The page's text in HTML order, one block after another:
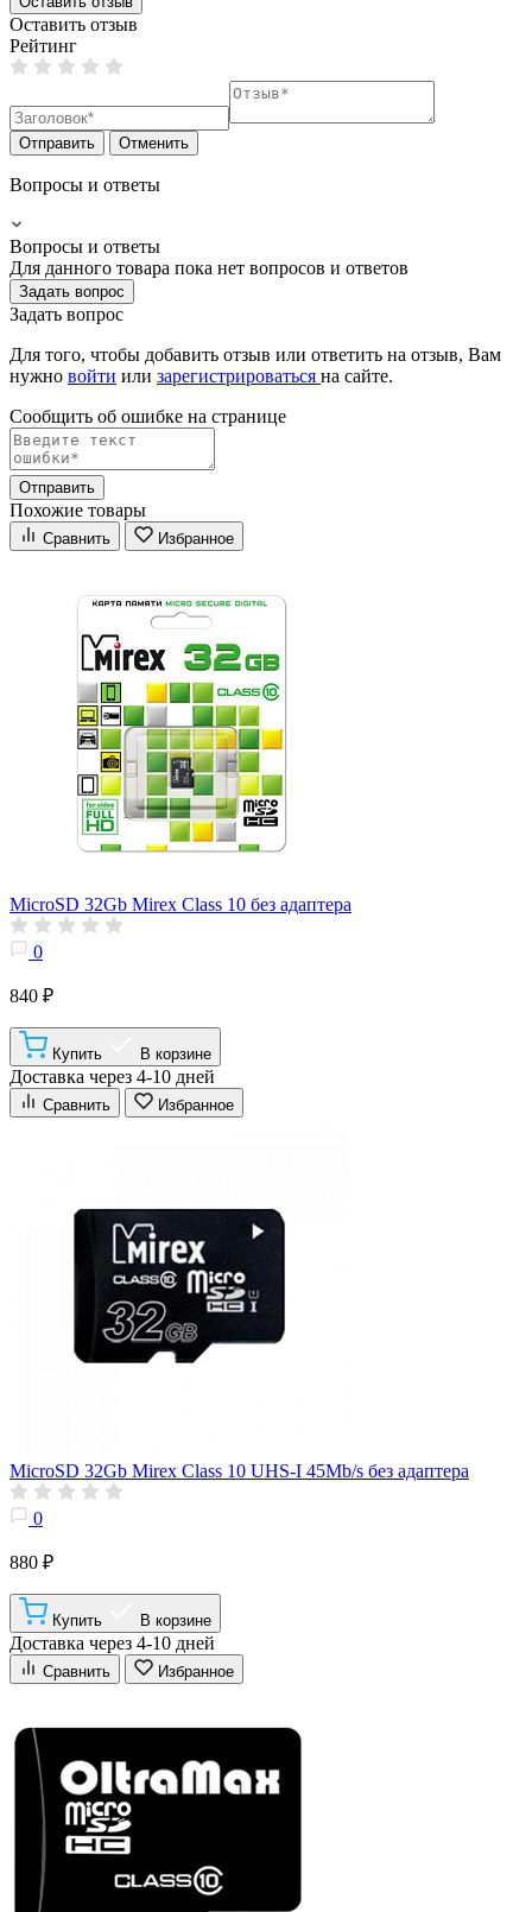
Оставить отзыв
Рейтинг
Отправить Отменить
Вопросы и ответы
Вопросы и ответы
Для данного товара пока нет вопросов и ответов
Задать вопрос
Задать вопрос
Для того, чтобы добавить отзыв или ответить на отзыв, Вам
нужно войти или зарегистрироваться на сайте.
Сообщить об ошибке на страницe
Отправить
Похожие товары
Сравнить Избранное
MicroSD 32Gb Mirex Class 10 без адаптера
0
840 ₽
Купить В корзине
Доставка через 4-10 дней
Сравнить Избранное
MicroSD 32Gb Mirex Class 10 UHS-I 45Mb/s без адаптера
0
880 ₽
Купить В корзине
Доставка через 4-10 дней
Сравнить Избранное